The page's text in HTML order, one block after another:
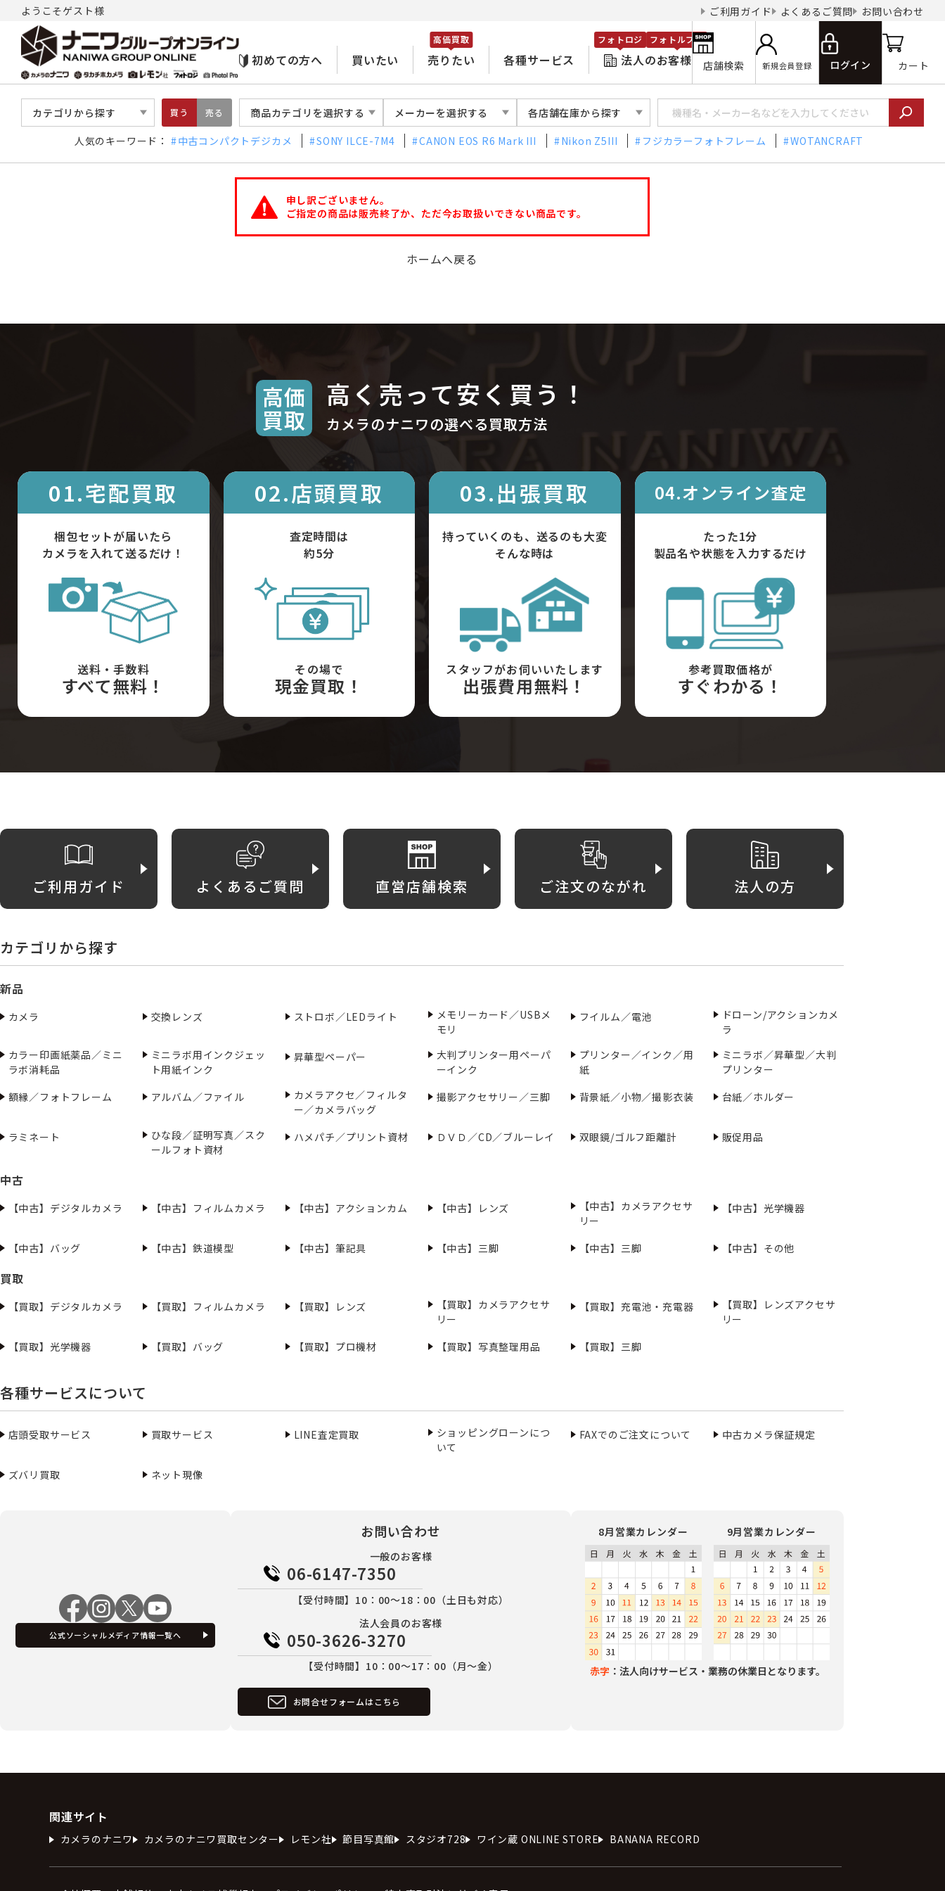
ようこそゲスト様 ご利用ガイド よくあるご質問 お問い合わせ
初めての方へ 買いたい 売りたい
高価買取
各種サービス 法人のお客様
フォトロジ フォトルプロ
店舗検索 新規会員登録 ログイン カート
カテゴリから探す 買う 売る 商品カテゴリを選択する メーカーを選択する 各店舗在庫から探す
人気のキーワード： 中古コンパクトデジカメ SONY ILCE-7M4 CANON EOS R6 Mark III Nikon Z5III フジカラーフォトフレーム WOTANCRAFT
申し訳ございません。
ご指定の商品は販売終了か、ただ今お取扱いできない商品です。
ホームへ戻る
高価
買取
高く売って安く買う！
カメラのナニワの選べる買取方法
01.宅配買取
梱包セットが届いたら
カメラを入れて送るだけ！
送料・手数料
すべて無料！
02.店頭買取
査定時間は
約5分
その場で
現金買取！
03.出張買取
持っていくのも、送るのも大変
そんな時は
スタッフがお伺いいたします
出張費用無料！
04.オンライン査定
たった1分
製品名や状態を入力するだけ
参考買取価格が
すぐわかる！
ご利用ガイド よくあるご質問 直営店舗検索 ご注文のながれ 法人の方
カテゴリから探す
新品
カメラ 交換レンズ ストロボ／LEDライト
メモリーカード／USBメ
モリ
フイルム／電池
ドローン/アクションカメ
ラ
カラー印画紙薬品／ミニ
ラボ消耗品
ミニラボ用インクジェッ
ト用紙インク
昇華型ペーパー
大判プリンター用ペーパ
ーインク
プリンター／インク／用
紙
ミニラボ／昇華型／大判
プリンター
額縁／フォトフレーム
アルバム／ファイル
カメラアクセ／フィルタ
ー／カメラバッグ
撮影アクセサリー／三脚 背景紙／小物／撮影衣装 台紙／ホルダー
ラミネート
ひな段／証明写真／スク
ールフォト資材
ハメパチ／プリント資材 ＤＶＤ／CD／ブルーレイ 双眼鏡/ゴルフ距離計 販促用品
中古
【中古】デジタルカメラ 【中古】フィルムカメラ 【中古】アクションカム 【中古】レンズ
【中古】カメラアクセサ
リー
【中古】光学機器
【中古】バッグ 【中古】鉄道模型 【中古】筆記具 【中古】三脚 【中古】三脚 【中古】その他
買取
【買取】デジタルカメラ 【買取】フィルムカメラ 【買取】レンズ
【買取】カメラアクセサ
リー
【買取】充電池・充電器
【買取】レンズアクセサ
リー
【買取】光学機器
【買取】バッグ 【買取】プロ機材 【買取】写真整理用品 【買取】三脚
各種サービスについて
店頭受取サービス 買取サービス LINE査定買取
ショッピングローンにつ
いて
FAXでのご注文について 中古カメラ保証規定
ズバリ買取 ネット現像
公式ソーシャルメディア情報一覧へ
お問い合わせ
一般のお客様
06-6147-7350
【受付時間】10：00～18：00（土日も対応）
法人会員のお客様
050-3626-3270
【受付時間】10：00～17：00（月～金）
お問合せフォームはこちら
8月営業カレンダー 9月営業カレンダー
赤字 ：法人向けサービス・業務の休業日となります。
関連サイト
カメラのナニワ カメラのナニワ買取センター レモン社 節目写真館 スタジオ728 ワイン蔵 ONLINE STORE BANANA RECORD